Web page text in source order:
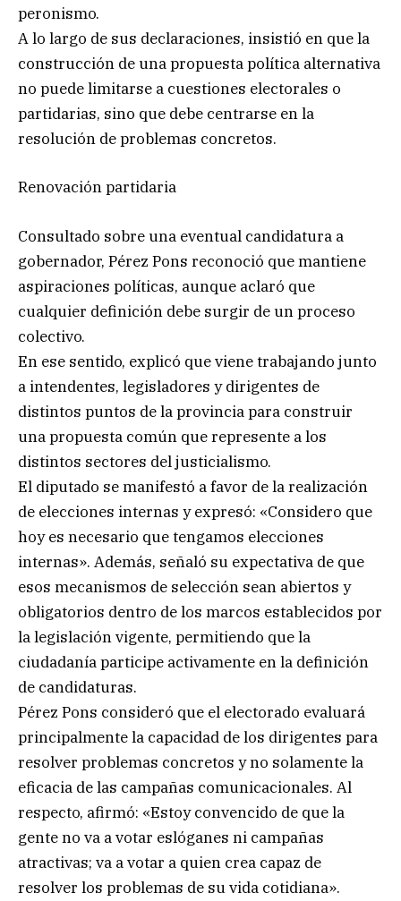
peronismo.
A lo largo de sus declaraciones, insistió en que la
construcción de una propuesta política alternativa
no puede limitarse a cuestiones electorales o
partidarias, sino que debe centrarse en la
resolución de problemas concretos.
Renovación partidaria
Consultado sobre una eventual candidatura a
gobernador, Pérez Pons reconoció que mantiene
aspiraciones políticas, aunque aclaró que
cualquier definición debe surgir de un proceso
colectivo.
En ese sentido, explicó que viene trabajando junto
a intendentes, legisladores y dirigentes de
distintos puntos de la provincia para construir
una propuesta común que represente a los
distintos sectores del justicialismo.
El diputado se manifestó a favor de la realización
de elecciones internas y expresó: «Considero que
hoy es necesario que tengamos elecciones
internas». Además, señaló su expectativa de que
esos mecanismos de selección sean abiertos y
obligatorios dentro de los marcos establecidos por
la legislación vigente, permitiendo que la
ciudadanía participe activamente en la definición
de candidaturas.
Pérez Pons consideró que el electorado evaluará
principalmente la capacidad de los dirigentes para
resolver problemas concretos y no solamente la
eficacia de las campañas comunicacionales. Al
respecto, afirmó: «Estoy convencido de que la
gente no va a votar eslóganes ni campañas
atractivas; va a votar a quien crea capaz de
resolver los problemas de su vida cotidiana».